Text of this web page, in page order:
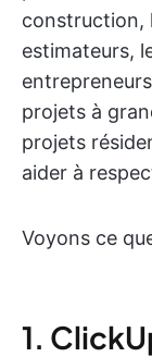
construction,
estimateurs,
projets à
projets
aider à
Voyons ce
1.